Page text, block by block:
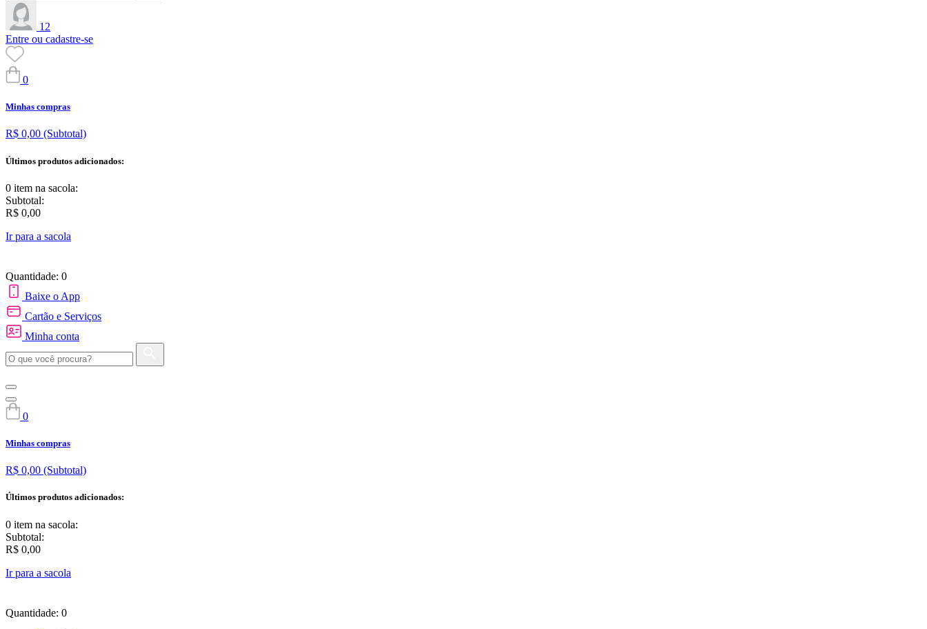
12
Entre ou cadastre-se
0
Minhas compras
R$ 0,00 (Subtotal)
Últimos produtos adicionados:
0 item na sacola:
Subtotal:
R$ 0,00
Ir para a sacola
Quantidade: 0
Baixe o App
Cartão e Serviços
Minha conta
0
Minhas compras
R$ 0,00 (Subtotal)
Últimos produtos adicionados:
0 item na sacola:
Subtotal:
R$ 0,00
Ir para a sacola
Quantidade: 0